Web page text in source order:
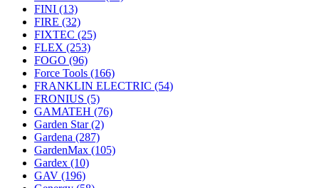
FINI (13)
FIRE (32)
FIXTEC (25)
FLEX (253)
FOGO (96)
Force Tools (166)
FRANKLIN ELECTRIC (54)
FRONIUS (5)
GAMATEH (76)
Garden Star(2)
Gardena (287)
GardenMax (105)
Gardex (10)
GAV (196)